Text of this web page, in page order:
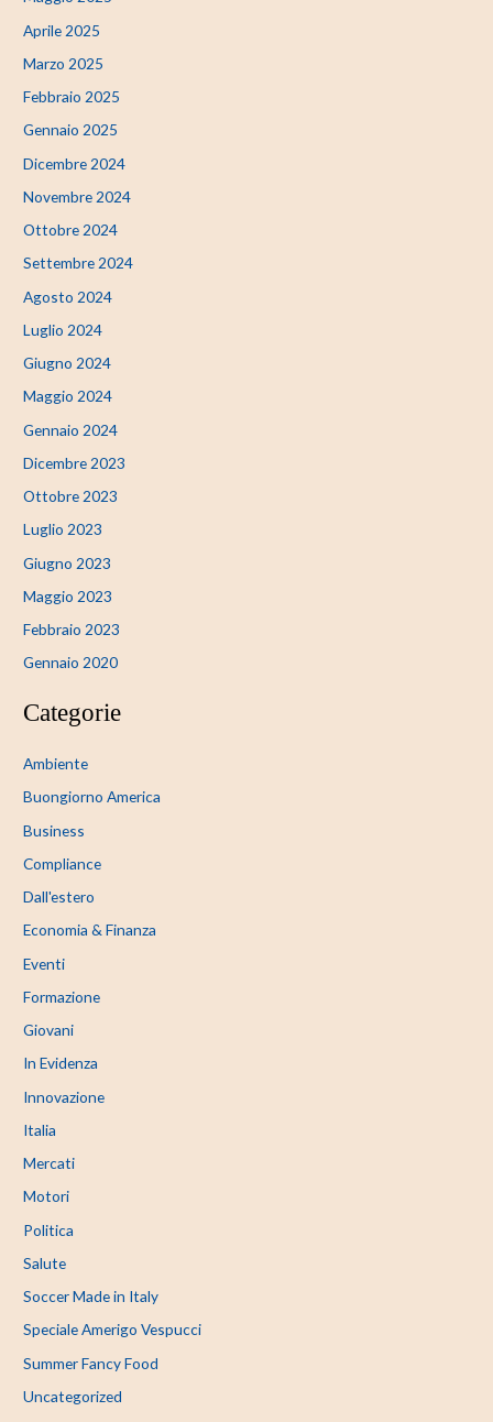
Aprile 2025
Marzo 2025
Febbraio 2025
Gennaio 2025
Dicembre 2024
Novembre 2024
Ottobre 2024
Settembre 2024
Agosto 2024
Luglio 2024
Giugno 2024
Maggio 2024
Gennaio 2024
Dicembre 2023
Ottobre 2023
Luglio 2023
Giugno 2023
Maggio 2023
Febbraio 2023
Gennaio 2020
Categorie
Ambiente
Buongiorno America
Business
Compliance
Dall'estero
Economia & Finanza
Eventi
Formazione
Giovani
In Evidenza
Innovazione
Italia
Mercati
Motori
Politica
Salute
Soccer Made in Italy
Speciale Amerigo Vespucci
Summer Fancy Food
Uncategorized